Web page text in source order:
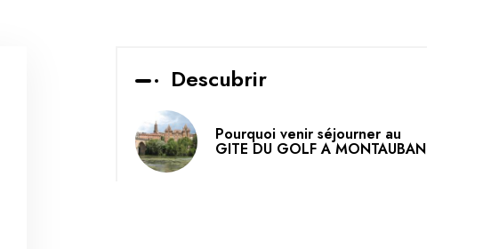
Descubrir
Pourquoi venir séjourner au
GITE DU GOLF A MONTAUBAN